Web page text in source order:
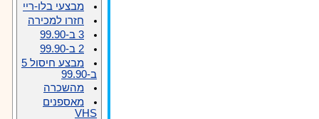
מבצעי בלו-ריי
חזרו למכירה
3 ב-99.90
2 ב-99.90
מבצע חיסול 5
ב-99.90
מהשכרה
מאספנים
VHS